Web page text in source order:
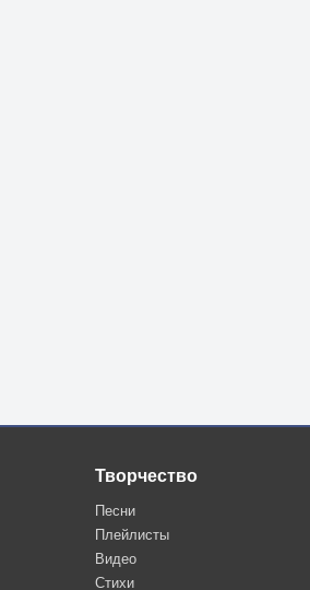
Творчество
Песни
Плейлисты
Видео
Стихи